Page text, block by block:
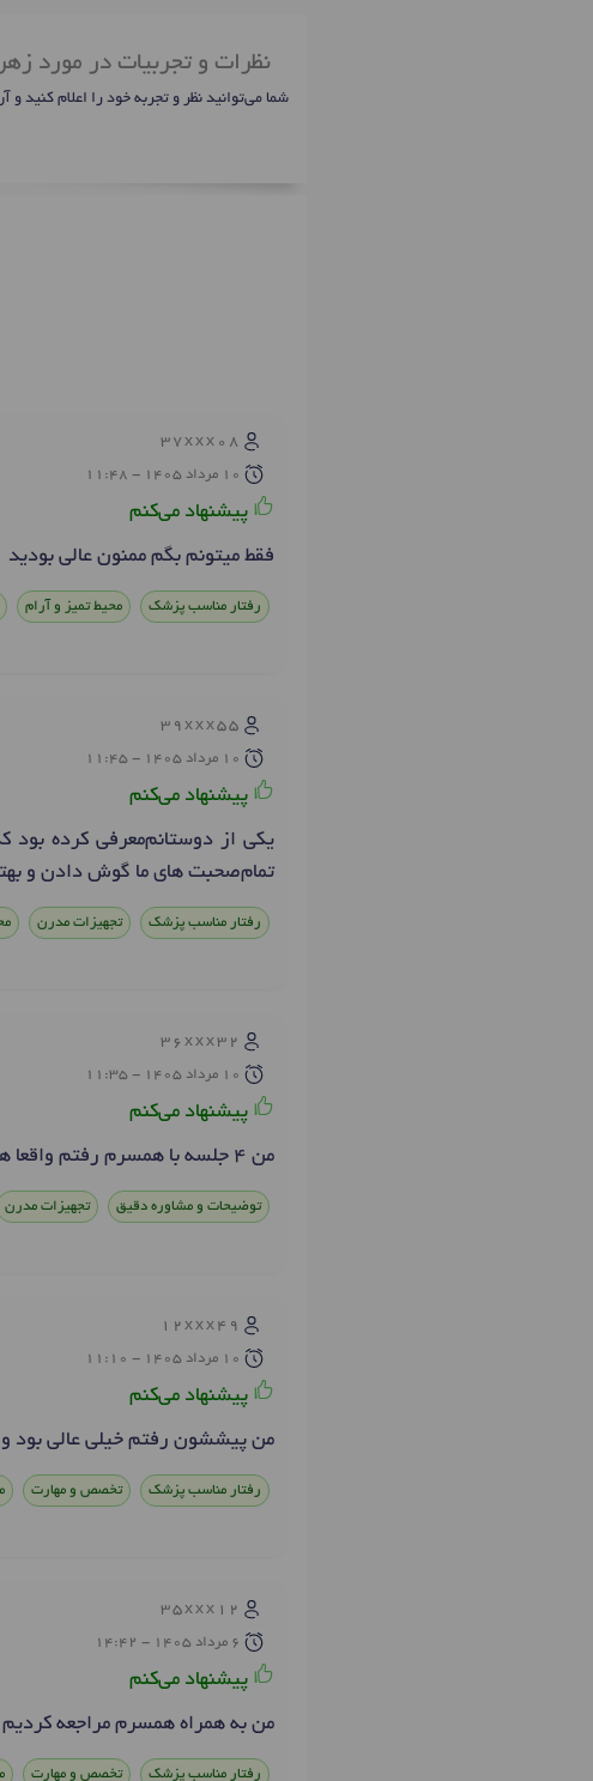
نظرات و تجربیات در مورد
شما می‌توانید نظر و تجربه خود را اعلام کنید و
37xxx08
10 مرداد 1405 - 11:48
پیشنهاد می‌کنم
فقط میتونم بگم ممنون عالی بودید
رفتار مناسب پزشک محیط تمیز و آرام
39xxx55
10 مرداد 1405 - 11:45
پیشنهاد می‌کنم
یکی از دوستانم‌معرفی کرده
تمام‌صحبت های ما گوش دادن و
رفتار مناسب پزشک تجهیزات مدرن
36xxx32
10 مرداد 1405 - 11:35
پیشنهاد می‌کنم
من ۴ جلسه با همسرم رفتم واقعا هردو نفرمون ازشون راضی بودیم
توضیحات و مشاوره دقیق تجهیزات مدرن
12xxx49
10 مرداد 1405 - 11:10
پیشنهاد می‌کنم
من پیششون رفتم خیلی عالی بود
رفتار مناسب پزشک تخصص و مهارت
35xxx12
6 مرداد 1405 - 14:42
پیشنهاد می‌کنم
من به همراه همسرم مراجعه کردیم و واقعا راضی بودیم ۵
رفتار مناسب پزشک تخصص و مهارت